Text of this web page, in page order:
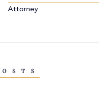
Attorney